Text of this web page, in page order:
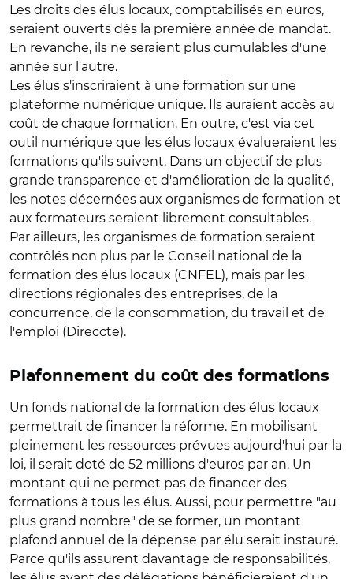
Les droits des élus locaux, comptabilisés en euros,
seraient ouverts dès la première année de mandat.
En revanche, ils ne seraient plus cumulables d'une
année sur l'autre.
Les élus s'inscriraient à une formation sur une
plateforme numérique unique. Ils auraient accès au
coût de chaque formation. En outre, c'est via cet
outil numérique que les élus locaux évalueraient les
formations qu'ils suivent. Dans un objectif de plus
grande transparence et d'amélioration de la qualité,
les notes décernées aux organismes de formation et
aux formateurs seraient librement consultables.
Par ailleurs, les organismes de formation seraient
contrôlés non plus par le Conseil national de la
formation des élus locaux (CNFEL), mais par les
directions régionales des entreprises, de la
concurrence, de la consommation, du travail et de
l'emploi (Direccte).
Plafonnement du coût des formations
Un fonds national de la formation des élus locaux
permettrait de financer la réforme. En mobilisant
pleinement les ressources prévues aujourd'hui par la
loi, il serait doté de 52 millions d'euros par an. Un
montant qui ne permet pas de financer des
formations à tous les élus. Aussi, pour permettre "au
plus grand nombre" de se former, un montant
plafond annuel de la dépense par élu serait instauré.
Parce qu'ils assurent davantage de responsabilités,